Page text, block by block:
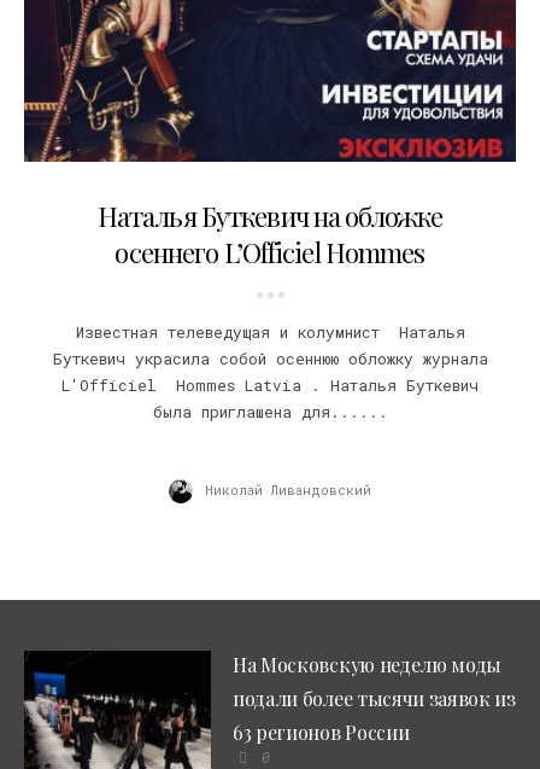
Наталья Буткевич на обложке
осеннего L’Officiel Hommes
Известная телеведущая и колумнист Наталья
Буткевич украсила собой осеннюю обложку журнала
L'Officiel Hommes Latvia . Наталья Буткевич
была приглашена для......
Николай Ливандовский
На Московскую неделю моды
подали более тысячи заявок из
63 регионов России
0